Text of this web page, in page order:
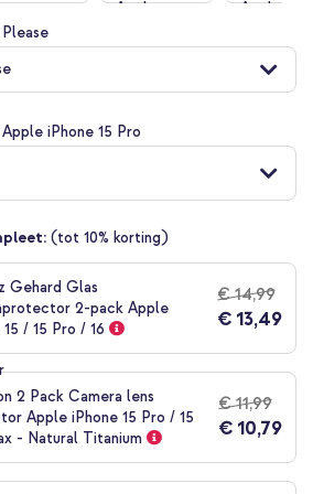
Apple iPhone 15 Pro
(tot 10% korting)
Gehard Glas
2-pack Apple
/ 15 Pro / 16
€ 14,99
€ 13,49
2 Pack Camera lens
Apple iPhone 15 Pro / 15
- Natural Titanium
€ 11,99
€ 10,79